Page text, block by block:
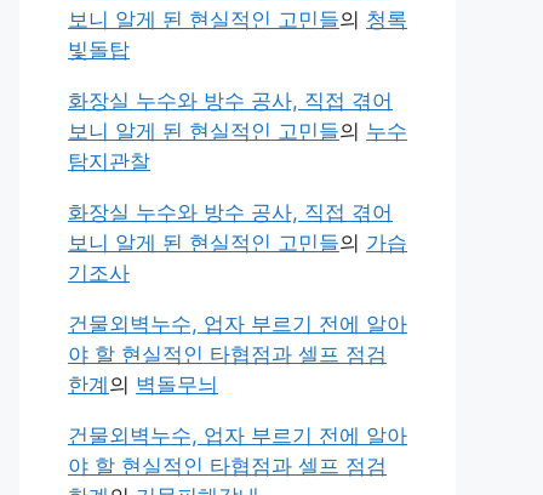
보니 알게 된 현실적인 고민들의 청록
빛돌탑
화장실 누수와 방수 공사, 직접 겪어
보니 알게 된 현실적인 고민들의 누수
탐지관찰
화장실 누수와 방수 공사, 직접 겪어
보니 알게 된 현실적인 고민들의 가습
기조사
건물외벽누수, 업자 부르기 전에 알아
야 할 현실적인 타협점과 셀프 점검
한계 의 벽돌무늬
건물외벽누수, 업자 부르기 전에 알아
야 할 현실적인 타협점과 셀프 점검